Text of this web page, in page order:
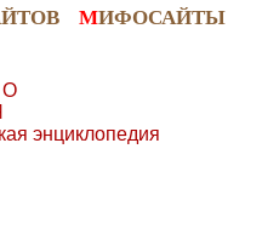
МИФОСАЙТЫ
О
энциклопедия